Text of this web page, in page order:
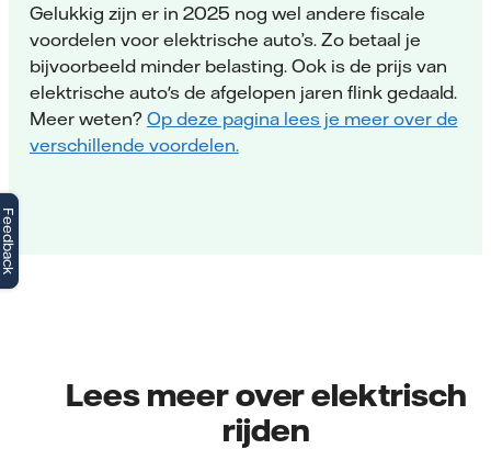
Gelukkig zijn er in 2025 nog wel andere fiscale
voordelen voor elektrische auto’s. Zo betaal je
bijvoorbeeld minder belasting. Ook is de prijs van
elektrische auto's de afgelopen jaren flink gedaald.
Meer weten? Op deze pagina lees je meer over de
verschillende voordelen.
Lees meer over elektrisch
rijden
Feedback